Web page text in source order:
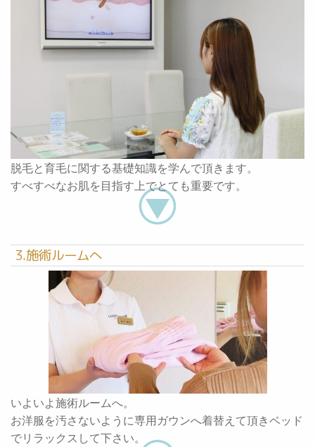
脱毛と育毛に関する基礎知識を学んで頂きます。
すべすべなお肌を目指す上でとても重要です。
3.施術ルームへ
いよいよ施術ルームへ。
お洋服を汚さないように専用ガウンへ着替えて頂きベッド
でリラックスして下さい。